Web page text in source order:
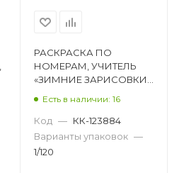
РАСКРАСКА ПО
НОМЕРАМ, УЧИТЕЛЬ
«ЗИМНИЕ ЗАРИСОВКИ»,
Есть в наличии: 16
Код — КК-123884
Варианты упаковок —
1/120